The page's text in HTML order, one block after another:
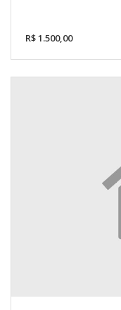
R$ 1.500,00